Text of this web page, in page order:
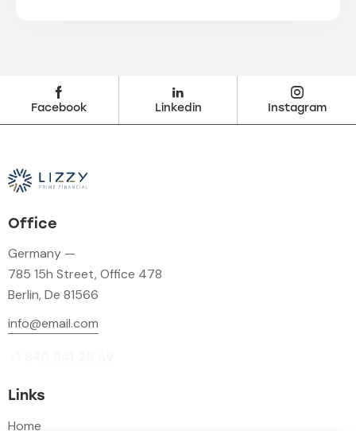
Facebook Linkedin Instagram
Office
Germany —
785 15h Street, Office 478
Berlin, De 81566
info@email.com
Links
Home